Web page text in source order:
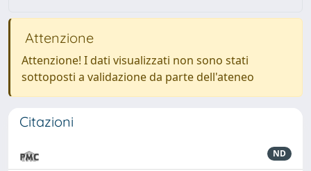
Attenzione
Attenzione! I dati visualizzati non sono stati
sottoposti a validazione da parte dell'ateneo
Citazioni
ND